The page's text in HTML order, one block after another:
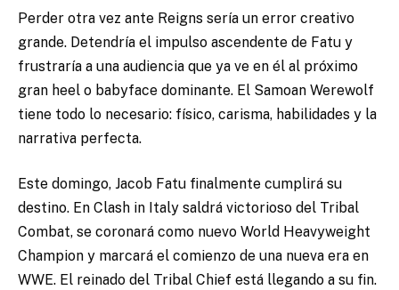
Perder otra vez ante Reigns sería un error creativo
grande. Detendría el impulso ascendente de Fatu y
frustraría a una audiencia que ya ve en él al próximo
gran heel o babyface dominante. El Samoan Werewolf
tiene todo lo necesario: físico, carisma, habilidades y la
narrativa perfecta.
Este domingo, Jacob Fatu finalmente cumplirá su
destino. En Clash in Italy saldrá victorioso del Tribal
Combat, se coronará como nuevo World Heavyweight
Champion y marcará el comienzo de una nueva era en
WWE. El reinado del Tribal Chief está llegando a su fin.